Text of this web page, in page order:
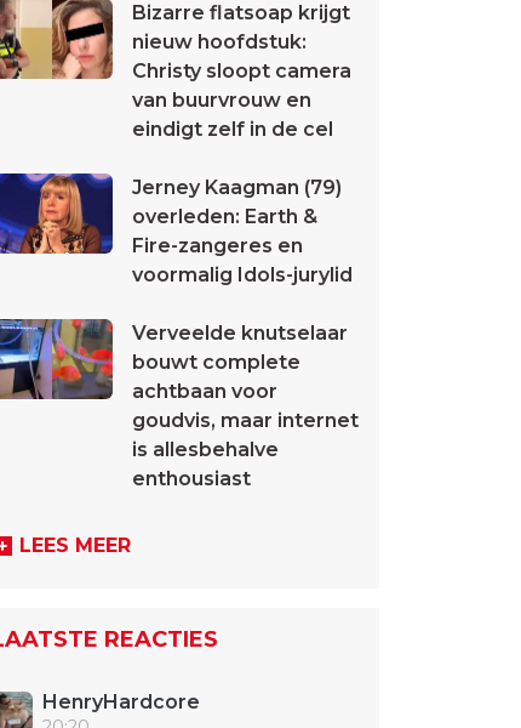
Bizarre flatsoap krijgt
nieuw hoofdstuk:
Christy sloopt camera
van buurvrouw en
eindigt zelf in de cel
Jerney Kaagman (79)
overleden: Earth &
Fire-zangeres en
voormalig Idols-jurylid
Verveelde knutselaar
bouwt complete
achtbaan voor
goudvis, maar internet
is allesbehalve
enthousiast
LEES MEER
REACTIES
HenryHardcore